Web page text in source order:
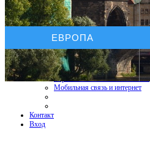
Услуги On-line
Бронирование отелей
Бронирование автомобиля
Бронирование экскурсий
Страхование путешествий
Страхование КАСКО+ОСАГО
Мобильная связь и интернет
Контакт
Вход
ЕВРОПА